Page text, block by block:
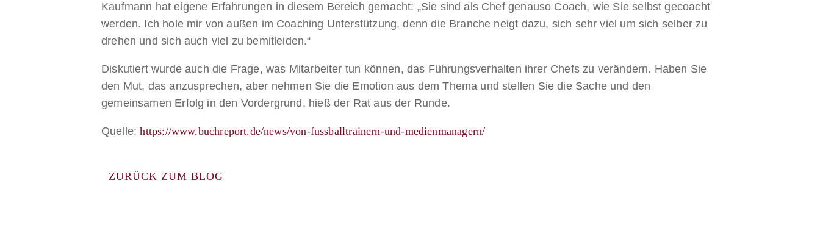
Kaufmann hat eigene Erfahrungen in diesem Bereich gemacht: „Sie sind als Chef genauso Coach, wie Sie selbst gecoacht
werden. Ich hole mir von außen im Coaching Unterstützung, denn die Branche neigt dazu, sich sehr viel um sich selber zu
drehen und sich auch viel zu bemitleiden.“
Diskutiert wurde auch die Frage, was Mitarbeiter tun können, das Führungsverhalten ihrer Chefs zu verändern. Haben Sie
den Mut, das anzusprechen, aber nehmen Sie die Emotion aus dem Thema und stellen Sie die Sache und den
gemeinsamen Erfolg in den Vordergrund, hieß der Rat aus der Runde.
Quelle:https://www.buchreport.de/news/von-fussballtrainern-und-medienmanagern/
ZURÜCK ZUM BLOG